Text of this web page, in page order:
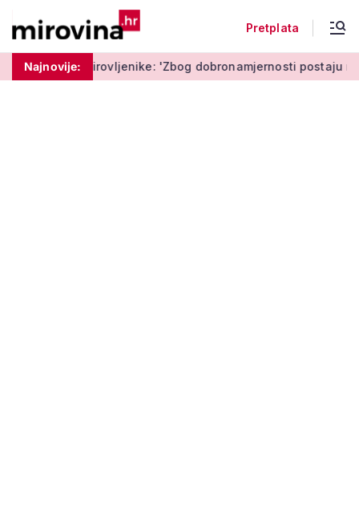
Pretplata
Najnovije:'Zbog dobronamjernosti postaju meta prijevare'